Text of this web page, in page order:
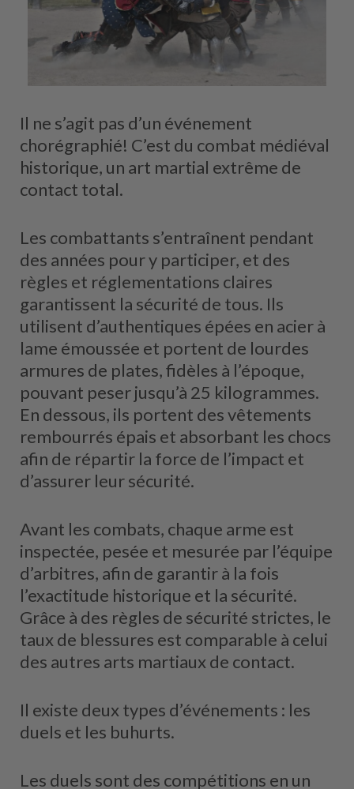
Il ne s’agit pas d’un événement
chorégraphié! C’est du combat médiéval
historique, un art martial extrême de
contact total.
Les combattants s’entraînent pendant
des années pour y participer, et des
règles et réglementations claires
garantissent la sécurité de tous. Ils
utilisent d’authentiques épées en acier à
lame émoussée et portent de lourdes
armures de plates, fidèles à l’époque,
pouvant peser jusqu’à 25 kilogrammes.
En dessous, ils portent des vêtements
rembourrés épais et absorbant les chocs
afin de répartir la force de l’impact et
d’assurer leur sécurité.
Avant les combats, chaque arme est
inspectée, pesée et mesurée par l’équipe
d’arbitres, afin de garantir à la fois
l’exactitude historique et la sécurité.
Grâce à des règles de sécurité strictes, le
taux de blessures est comparable à celui
des autres arts martiaux de contact.
Il existe deux types d’événements : les
duels et les buhurts.
Les duels sont des compétitions en un